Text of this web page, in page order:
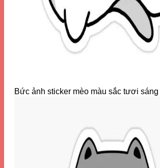
Bức ảnh sticker mèo màu sắc tươi sáng